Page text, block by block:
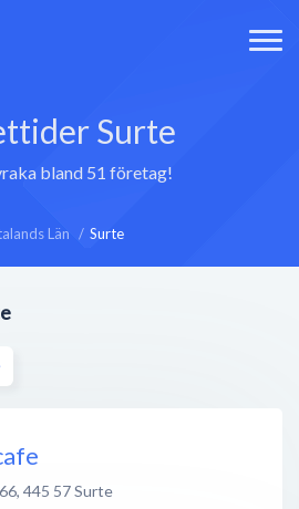
Surte
bland 51 företag!
Län Surte
, 445 57Surte